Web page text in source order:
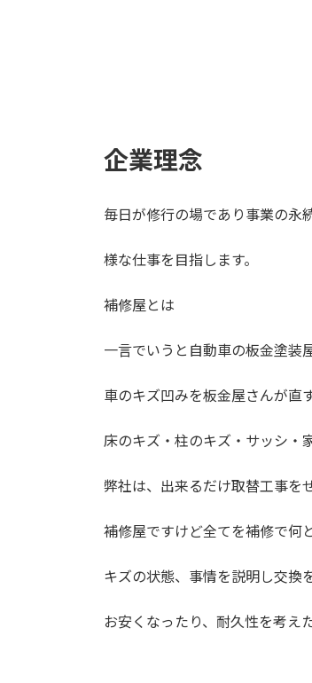
企業理念
毎日が修行の場であり事業の永
様な仕事を目指します。
補修屋とは
一言でいうと自動車の板金塗装
車のキズ凹みを板金屋さんが直
床のキズ・柱のキズ・サッシ・
弊社は、出来るだけ取替工事を
補修屋ですけど全てを補修で何
キズの状態、事情を説明し交換
お安くなったり、耐久性を考え